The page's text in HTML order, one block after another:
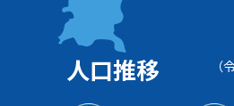
人口推移